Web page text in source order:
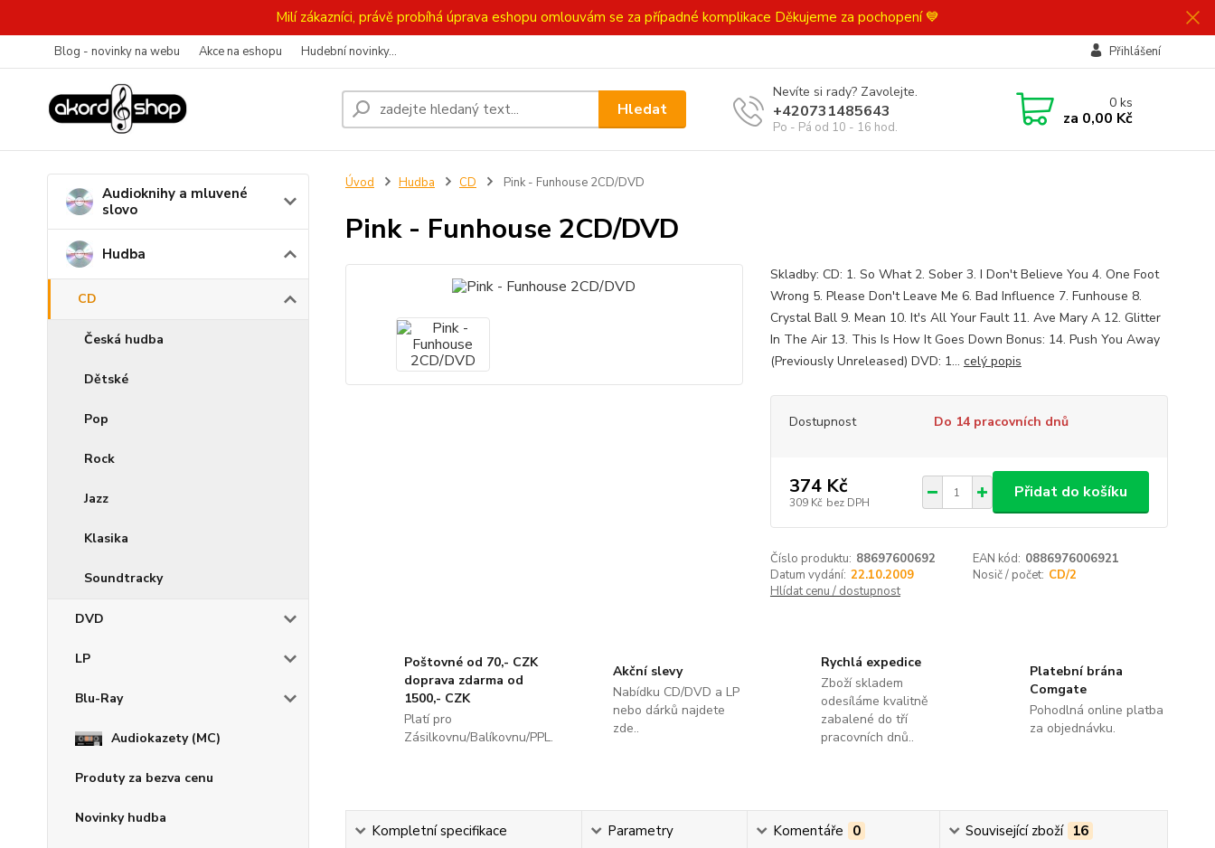
Milí zákazníci, právě probíhá úprava eshopu omlouvám se za případné komplikace Děkujeme za pochopení 💙
Blog - novinky na webu Akce na eshopu Hudební novinky... Přihlášení
Hledat
Nevíte si rady? Zavolejte.
+420731485643
Po - Pá od 10 - 16 hod.
0ks
za 0,00 Kč
Audioknihy a mluvené
slovo
Hudba
CD
Česká hudba
Dětské
Pop
Rock
Jazz
Klasika
Soundtracky
DVD
LP
Blu-Ray
Audiokazety (MC)
Produty za bezva cenu
Novinky hudba
Úvod Hudba CD Pink - Funhouse 2CD/DVD
Pink - Funhouse 2CD/DVD
Skladby: CD: 1. So What 2. Sober 3. I Don't Believe You 4. One Foot
Wrong 5. Please Don't Leave Me 6. Bad Influence 7. Funhouse 8.
Crystal Ball 9. Mean 10. It's All Your Fault 11. Ave Mary A 12. Glitter
In The Air 13. This Is How It Goes Down Bonus: 14. Push You Away
(Previously Unreleased) DVD: 1... celý popis
Dostupnost Do 14 pracovních dnů
374 Kč
309 Kč bez DPH
Přidat do košíku
Číslo produktu: 88697600692 EAN kód: 0886976006921
Datum vydání: 22.10.2009 Nosič / počet: CD/2
Hlídat cenu / dostupnost
Poštovné od 70,- CZK
doprava zdarma od
1500,- CZK
Platí pro
Zásilkovnu/Balíkovnu/PPL.
Akční slevy
Nabídku CD/DVD a LP
nebo dárků najdete
zde..
Rychlá expedice
Zboží skladem
odesíláme kvalitně
zabalené do tří
pracovních dnů..
Platební brána
Comgate
Pohodlná online platba
za objednávku.
Kompletní specifikace Parametry Komentáře 0 Související zboží 16